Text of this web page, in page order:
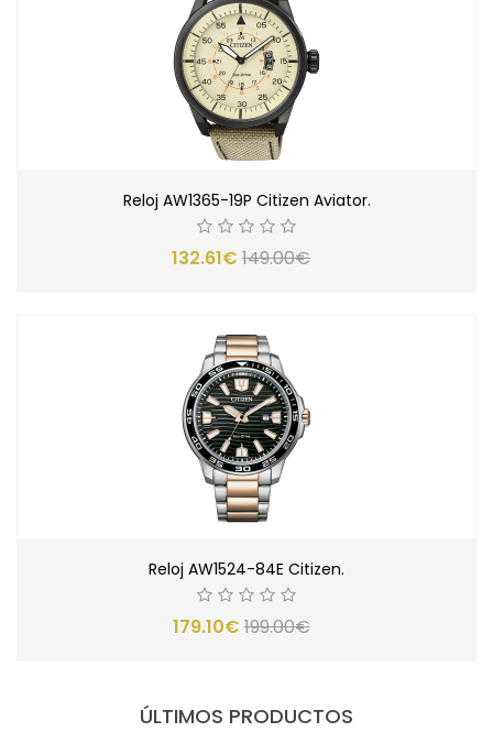
Reloj AW1365-19P Citizen Aviator.
132.61€ 149.00€
Reloj AW1524-84E Citizen.
179.10€199.00€
ÚLTIMOS PRODUCTOS